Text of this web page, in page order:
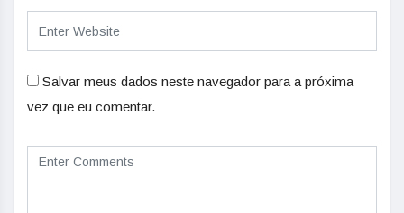
Salvar meus dados neste navegador para a próxima
vez que eu comentar.